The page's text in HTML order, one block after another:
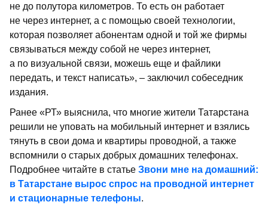
не до полутора километров. То есть он работает
не через интернет, а с помощью своей технологии,
которая позволяет абонентам одной и той же фирмы
связываться между собой не через интернет,
а по визуальной связи, можешь еще и файлики
передать, и текст написать», – заключил собеседник
издания.
Ранее «РТ» выяснила, что многие жители Татарстана
решили не уповать на мобильный интернет и взялись
тянуть в свои дома и квартиры проводной, а также
вспомнили о старых добрых домашних телефонах.
Подробнее читайте в статье Звони мне на домашний:
в Татарстане вырос спрос на проводной интернет
и стационарные телефоны.